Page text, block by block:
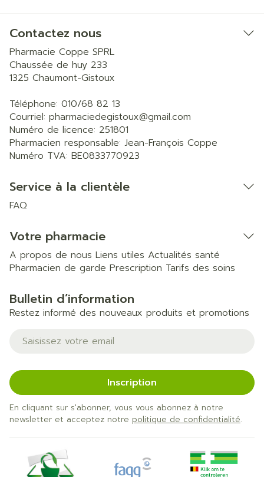
Contactez nous
Pharmacie Coppe SPRL
Chaussée de huy 233
1325 Chaumont-Gistoux
Téléphone: 010/68 82 13
Courriel: pharmaciedegistoux@gmail.com
Numéro de licence: 251801
Pharmacien responsable: Jean-François Coppe
Numéro TVA: BE0833770923
Service à la clientèle
FAQ
Votre pharmacie
A propos de nous Liens utiles Actualités santé
Pharmacien de garde Prescription Tarifs des soins
Bulletin d’information
Restez informé des nouveaux produits et promotions
Adresse mail
Inscription
En cliquant sur s'abonner, vous vous abonnez à notre
newsletter et acceptez notre politique de confidentialité.